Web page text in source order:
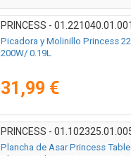
PRINCESS - 01.221040.01.001
Picadora y Molinillo Princess
200W/ 0.19L
31,99 €
PRINCESS -
Plancha de Asar Princess